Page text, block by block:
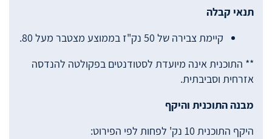
תנאי קבלה
קיימת צבירה של 50 נק"ז בממוצע מצטבר מעל 80.
** התוכנית אינה מיועדת לסטודנטים בפקולטה להנדסה
אזרחית וסביבתית.
מבנה התוכנית והיקף
היקף התוכנית 10 נק' לפחות לפי הפירוט: